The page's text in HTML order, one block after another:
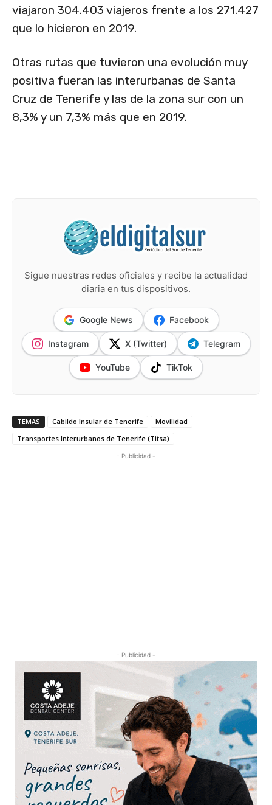
viajaron 304.403 viajeros frente a los 271.427
que lo hicieron en 2019.
Otras rutas que tuvieron una evolución muy
positiva fueran las interurbanas de Santa
Cruz de Tenerife y las de la zona sur con un
8,3% y un 7,3% más que en 2019.
Sigue nuestras redes oficiales y recibe la actualidad
diaria en tus dispositivos.
Google News Facebook
Instagram X (Twitter) Telegram
YouTube TikTok
TEMAS Cabildo Insular de Tenerife
Movilidad
Transportes Interurbanos de Tenerife (Titsa)
- Publicidad -
- Publicidad -